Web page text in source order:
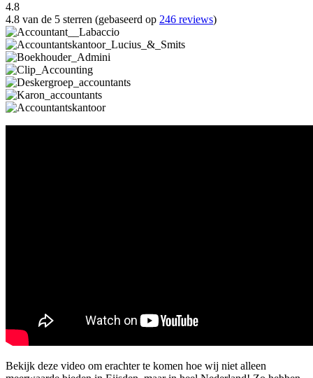
4.8
4.8 van de 5 sterren (gebaseerd op 246 reviews)
Bekijk deze video om erachter te komen hoe wij niet alleen